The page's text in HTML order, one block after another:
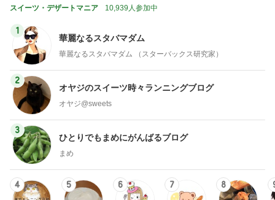
スイーツ・デザートマニア 10,939人参加中
1
華麗なるスタバマダム
華麗なるスタバマダム （スターバックス研究家）
2
オヤジのスイーツ時々ランニングブログ
オヤジ@sweets
3
ひとりでもまめにがんばるブログ
まめ
4 5 6 7 8